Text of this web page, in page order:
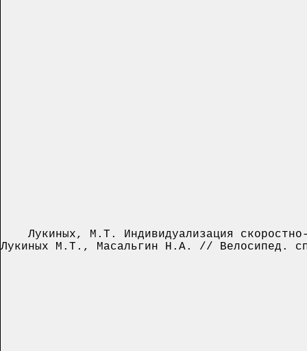
Лукиных, М.Т. Индивидуализация скоростно-
Лукиных М.Т., Масальгин Н.А. //